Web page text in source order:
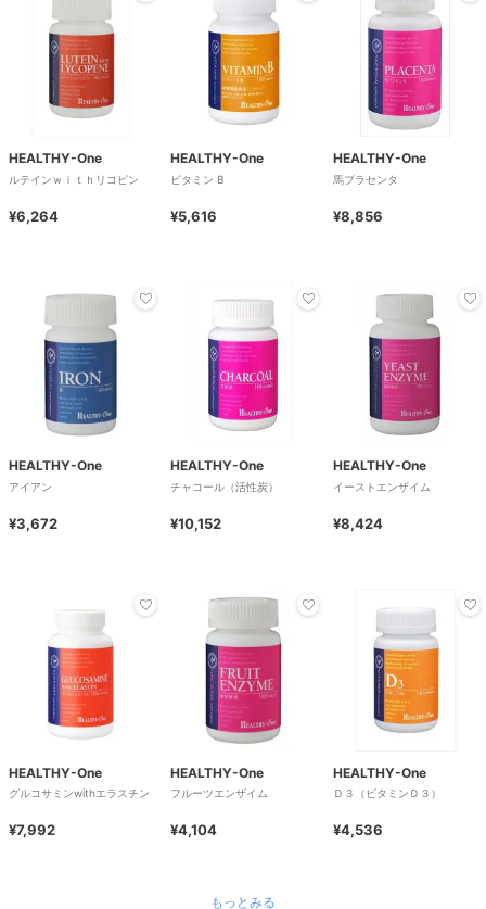
HEALTHY-One
ルテインｗｉｔｈリコピン
¥6,264
HEALTHY-One
ビタミン B
¥5,616
HEALTHY-One
馬プラセンタ
¥8,856
HEALTHY-One
アイアン
¥3,672
HEALTHY-One
チャコール（活性炭）
¥10,152
HEALTHY-One
イーストエンザイム
¥8,424
HEALTHY-One
グルコサミンwithエラスチン
¥7,992
HEALTHY-One
フルーツエンザイム
¥4,104
HEALTHY-One
Ｄ３（ビタミンＤ３）
¥4,536
もっとみる